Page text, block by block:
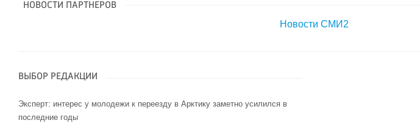
НОВОСТИ ПАРТНЕРОВ
Новости СМИ2
ВЫБОР РЕДАКЦИИ
Эксперт: интерес у молодежи к переезду в Арктику заметно усилился в
последние годы